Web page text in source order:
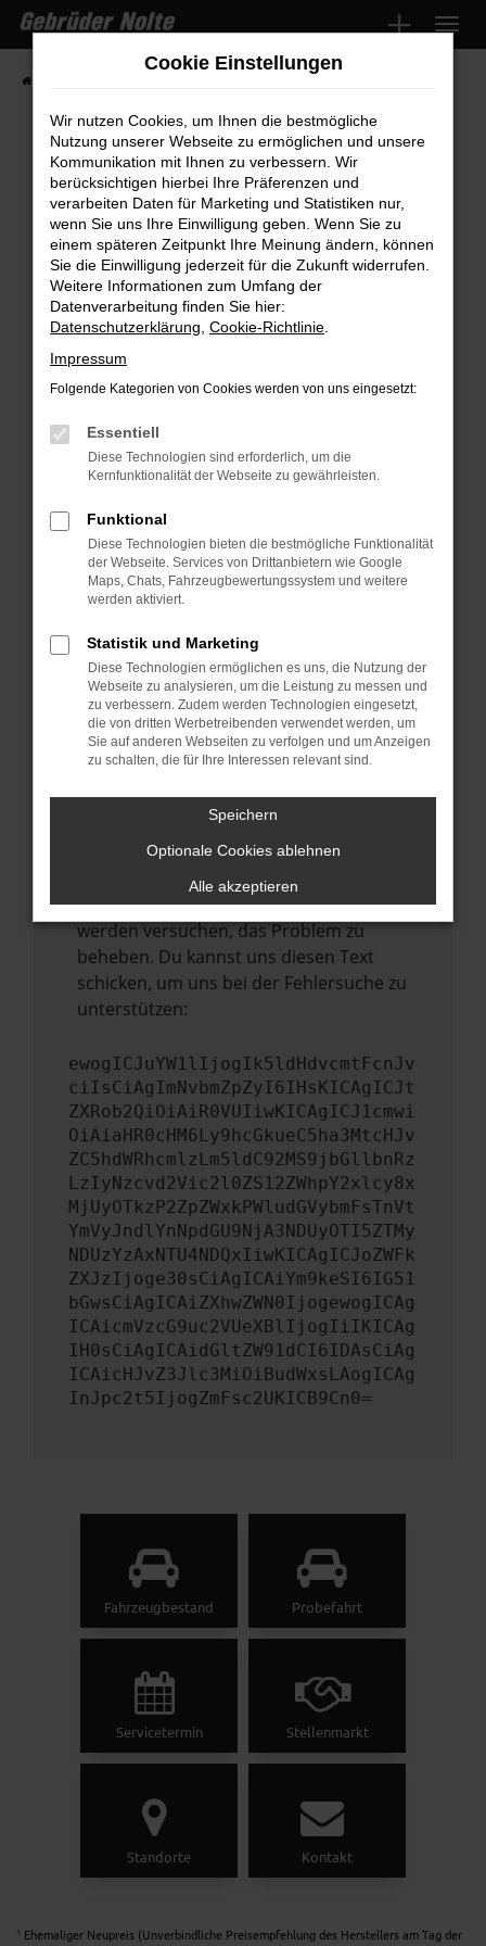
Zum
Hauptinhalt
springen
Fehler: Network Error
Beim Laden ist ein Fehler aufgetreten.
Hier sind ein paar Tipps, die dir helfen können:
Überprüfe deine Firewall und deine
Internetverbindung.
Manche Erweiterungen, wie Werbeblocker,
können das Laden bestimmter Seiten
verhindern. Funktioniert die Seite in einem
anderen Browser oder in einem privaten
Fenster?
Starte dein Gerät neu.
Das kann manchmal helfen,
Stelle sicher, dass dein Browser und dein
Betriebssystem auf dem neuesten Stand
sind.
Veraltete Software birgt nicht nur ein
Sicherheitsrisiko, sondern kann auch dazu
führen, dass bestimmte Funktionen nicht
mehr unterstützt werden.
Wende dich an den Webseitenbetreiber.
Wenn du alle oben genannten Schritte
versucht hast, kontaktiere uns bitte. Wir
werden versuchen, das Problem zu
beheben. Du kannst uns diesen Text
schicken, um uns bei der Fehlersuche zu
unterstützen:
ewogICJuYW1lIjogIk5ldHdvcmtFcnJv
ciIsCiAgImNvbmZpZyI6IHsKICAgICJt
ZXRob2QiOiAiR0VUIiwKICAgICJ1cmwi
OiAiaHR0cHM6Ly9hcGkueC5ha3MtcHJv
ZC5hdWRhcmlzLm5ldC92MS9jbGllbnRz
LzIyNzcvd2Vic2l0ZS12ZWhpY2xlcy8x
MjUyOTkzP2ZpZWxkPWludGVybmFsTnVt
YmVyJndlYnNpdGU9NjA3NDUyOTI5ZTMy
NDUzYzAxNTU4NDQxIiwKICAgICJoZWFk
ZXJzIjoge30sCiAgICAiYm9keSI6IG51
bGwsCiAgICAiZXhwZWN0IjogewogICAg
ICAicmVzcG9uc2VUeXBlIjogIiIKICAg
IH0sCiAgICAidGltZW91dCI6IDAsCiAg
ICAicHJvZ3Jlc3MiOiBudWxsLAogICAg
InJpc2t5IjogZmFsc2UKICB9Cn0=
Fahrzeugbestand Probefahrt
Servicetermin Stellenmarkt
Standorte Kontakt
1
Ehemaliger Neupreis (Unverbindliche Preisempfehlung des Herstellers am Tag der
Cookie Einstellungen
Wir nutzen Cookies, um Ihnen die bestmögliche
Nutzung unserer Webseite zu ermöglichen und unsere
Kommunikation mit Ihnen zu verbessern. Wir
berücksichtigen hierbei Ihre Präferenzen und
verarbeiten Daten für Marketing und Statistiken nur,
wenn Sie uns Ihre Einwilligung geben. Wenn Sie zu
einem späteren Zeitpunkt Ihre Meinung ändern, können
Sie die Einwilligung jederzeit für die Zukunft widerrufen.
Weitere Informationen zum Umfang der
Datenverarbeitung finden Sie hier:
Datenschutzerklärung Cookie-Richtlinie
Impressum
Folgende Kategorien von Cookies werden von uns eingesetzt:
Essentiell
Diese Technologien sind erforderlich, um die
Kernfunktionalität der Webseite zu gewährleisten.
Funktional
Diese Technologien bieten die bestmögliche Funktionalität
der Webseite. Services von Drittanbietern wie Google
Maps, Chats, Fahrzeugbewertungssystem und weitere
werden aktiviert.
Statistik und Marketing
Diese Technologien ermöglichen es uns, die Nutzung der
Webseite zu analysieren, um die Leistung zu messen und
zu verbessern. Zudem werden Technologien eingesetzt,
die von dritten Werbetreibenden verwendet werden, um
Sie auf anderen Webseiten zu verfolgen und um Anzeigen
zu schalten, die für Ihre Interessen relevant sind.
Speichern
Optionale Cookies ablehnen
Alle akzeptieren